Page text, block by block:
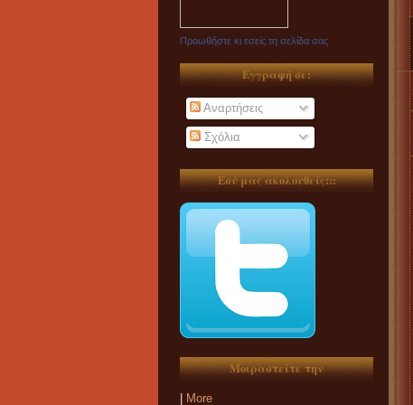
Προωθήστε κι εσείς τη σελίδα σας
Εγγραφή σε:
Αναρτήσεις
Σχόλια
Εσύ μας ακολουθείς:::
Μοιραστείτε την
More